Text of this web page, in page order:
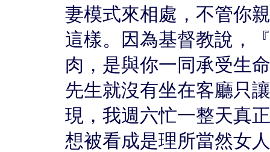
妻模式來相處，不管你
這樣。因為基督教說，
肉，是與你一同承受生
先生就沒有坐在客廳只
現，我週六忙一整天真
想被看成是理所當然女